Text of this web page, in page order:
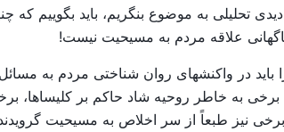
دیدی تحلیلی به موضوع بنگریم، باید بگوییم
علاقه مردم به مسیحیت نیست!
باید در واکنشهای روان شناختی مردم به
برخی به خاطر روحیه شاد حاکم بر
برخی نیز طبعاً از سر اخلاص به مسیحیت